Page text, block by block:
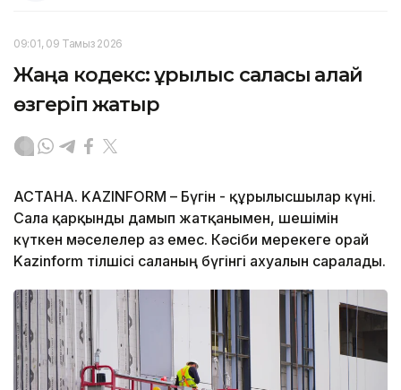
09:01, 09 Тамыз 2026
Жаңа кодекс: құрылыс саласы қалай
өзгеріп жатыр
АСТАНА. KAZINFORM – Бүгін - құрылысшылар күні.
Сала қарқынды дамып жатқанымен, шешімін
күткен мәселелер аз емес. Кәсіби мерекеге орай
Kazinform тілшісі саланың бүгінгі ахуалын саралады.